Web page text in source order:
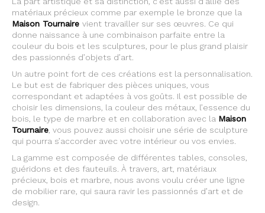
matériaux précieux comme par exemple le bronze que la
Maison Tournaire vient travailler sur ses œuvres. Ce qui
donne naissance à une combinaison parfaite entre la
couleur du bois et les sculptures, pour le plus grand plaisir
des passionnés d’objets d’art.
Un autre point fort de ces créations est la personnalisation.
Le but est de fabriquer des pièces uniques, vous
correspondant et adaptées à vos goûts. Il est possible de
choisir les dimensions, la couleur des métaux, l’essence du
bois, le type de marbre et en collaboration avec la Maison
Tournaire , vous pouvez aussi choisir une série de sculpture
qui pourra s’accorder avec votre intérieur ou vos envies.
La gamme est composée de différentes tables, consoles,
guéridons et des fauteuils. À travers, art, matériaux
précieux, bois et marbre, nous avons voulu créer une ligne
de mobilier rare, qui saura ravir les passionnés d’art et de
design.